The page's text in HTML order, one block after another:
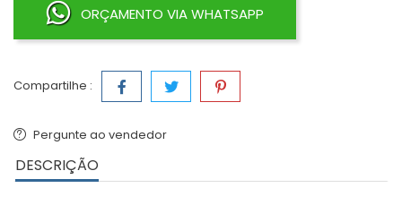
ORÇAMENTO VIA WHATSAPP
Compartilhe :
Pergunte ao vendedor
DESCRIÇÃO